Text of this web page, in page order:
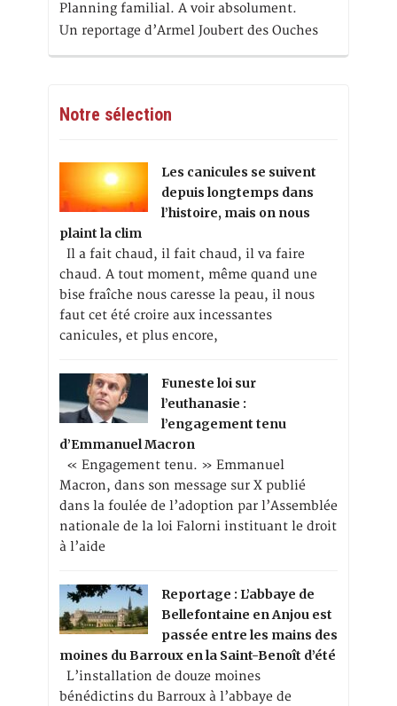
Planning familial. A voir absolument.
Un reportage d’Armel Joubert des Ouches
Notre sélection
Les canicules se suivent
depuis longtemps dans
l’histoire, mais on nous
plaint la clim
Il a fait chaud, il fait chaud, il va faire
chaud. A tout moment, même quand une
bise fraîche nous caresse la peau, il nous
faut cet été croire aux incessantes
canicules, et plus encore,
Funeste loi sur
l’euthanasie :
l’engagement tenu
d’Emmanuel Macron
« Engagement tenu. » Emmanuel
Macron, dans son message sur X publié
dans la foulée de l’adoption par l’Assemblée
nationale de la loi Falorni instituant le droit
à l’aide
Reportage : L’abbaye de
Bellefontaine en Anjou est
passée entre les mains des
moines du Barroux en la Saint-Benoît d’été
L’installation de douze moines
bénédictins du Barroux à l’abbaye de